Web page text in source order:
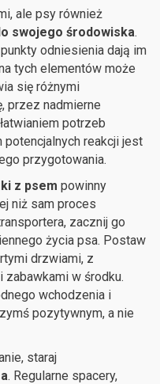
ale psy również
swojego środowiska.
odniesienia dają im
tych elementów może
się różnymi
przez nadmierne
potrzeb
reakcji jest
przygotowania.
z psem powinny
niż sam proces
zacznij go
życia psa. Postaw
drzwiami, z
w środku.
wchodzenia i
pozytywnym, a nie
staraj
. Regularne spacery,